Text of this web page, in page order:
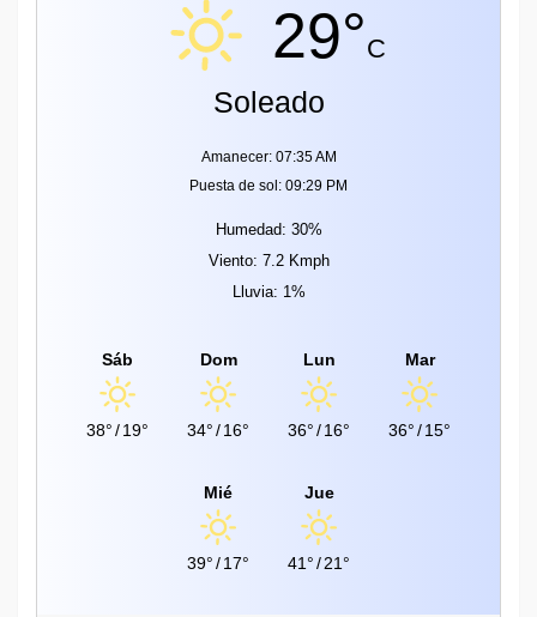
29°C
Soleado
Amanecer: 07:35 AM
Puesta de sol: 09:29 PM
Humedad: 30%
Viento: 7.2 Kmph
Lluvia: 1%
Sáb
38°/19°
Dom
34°/16°
Lun
36°/16°
Mar
36°/15°
Mié
39°/17°
Jue
41°/21°